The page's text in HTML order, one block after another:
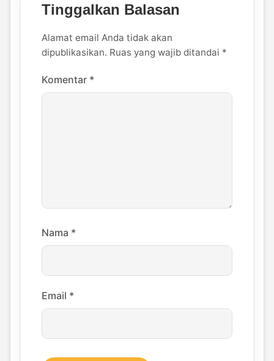
Tinggalkan Balasan
Alamat email Anda tidak akan
dipublikasikan. Ruas yang wajib ditandai *
Komentar *
Nama *
Email *